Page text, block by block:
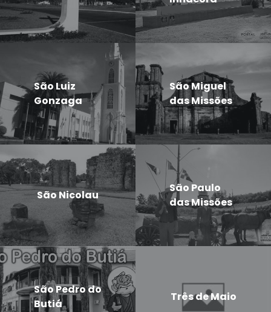
São Luiz
Gonzaga
São Miguel
das Missões
São Nicolau
São Paulo
das Missões
São Pedro do
Butiá
Três de Maio